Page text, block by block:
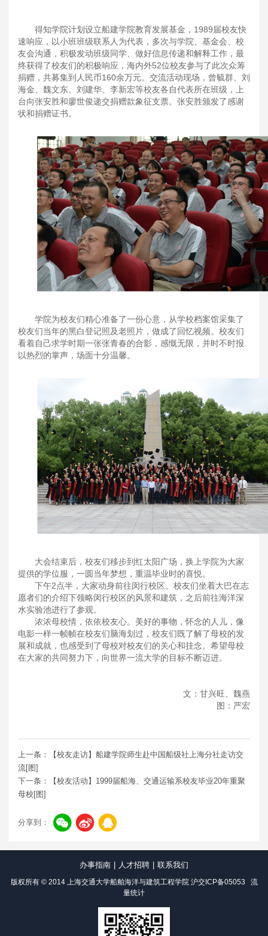
得知学院计划设立船建学院教育发展基金，1989届校友快
速响应，以小班班级联系人为代表，多次与学院、基金会、校
友会沟通，积极发动班级同学、做好信息传递和解释工作，最
终获得了校友们的积极响应，海内外52位校友参与了此次众筹
捐赠，共募集到人民币160余万元。交流活动现场，曾毓群、刘
海金、魏文东、刘建华、李新宏等校友各自代表所在班级，上
台向张安胜和廖世俊递交捐赠款象征支票。张安胜颁发了感谢
状和捐赠证书。
学院为校友们精心准备了一份心意，从学校档案馆采集了
校友们当年的黑白登记照及老照片，做成了回忆视频。校友们
看着自己求学时期一张张青春的合影，感慨无限，并时不时报
以热烈的掌声，场面十分温馨。
大会结束后，校友们移步到红太阳广场，换上学院为大家
提供的学位服，一圆当年梦想，重温毕业时的喜悦。
下午2点半，大家动身前往闵行校区。校友们坐着大巴在志
愿者们的介绍下领略闵行校区的风景和建筑，之后前往海洋深
水实验池进行了参观。
浓浓母校情，依依校友心。美好的事物，怀念的人儿，像
电影一样一帧帧在校友们脑海划过，校友们既了解了母校的发
展和成就，也感受到了母校对校友们的关心和挂念。希望母校
在大家的共同努力下，向世界一流大学的目标不断迈进。
文：甘兴旺、魏燕
图：严宏
上一条：【校友走访】船建学院师生赴中国船级社上海分社走访交
流[图]
下一条：【校友活动】1999届船海、交通运输系校友毕业20年重聚
母校[图]
分享到：
办事指南 | 人才招聘 | 联系我们
版权所有 © 2014 上海交通大学船舶海洋与建筑工程学院 沪交ICP备05053
流
量统计